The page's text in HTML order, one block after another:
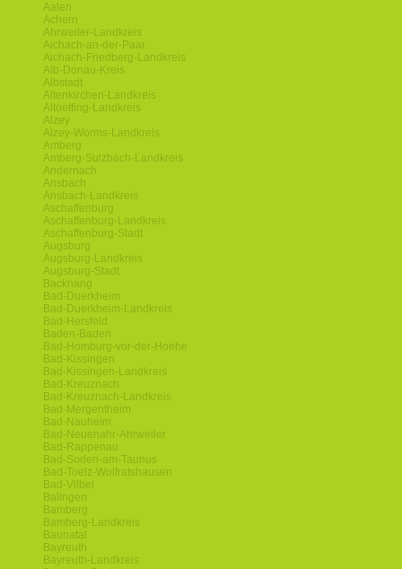
Aalen
Achern
Ahrweiler-Landkreis
Aichach-an-der-Paar
Aichach-Friedberg-Landkreis
Alb-Donau-Kreis
Albstadt
Altenkirchen-Landkreis
Altoetting-Landkreis
Alzey
Alzey-Worms-Landkreis
Amberg
Amberg-Sulzbach-Landkreis
Andernach
Ansbach
Ansbach-Landkreis
Aschaffenburg
Aschaffenburg-Landkreis
Aschaffenburg-Stadt
Augsburg
Augsburg-Landkreis
Augsburg-Stadt
Backnang
Bad-Duerkheim
Bad-Duerkheim-Landkreis
Bad-Hersfeld
Baden-Baden
Bad-Homburg-vor-der-Hoehe
Bad-Kissingen
Bad-Kissingen-Landkreis
Bad-Kreuznach
Bad-Kreuznach-Landkreis
Bad-Mergentheim
Bad-Nauheim
Bad-Neuenahr-Ahrweiler
Bad-Rappenau
Bad-Soden-am-Taunus
Bad-Toelz-Wolfratshausen
Bad-Vilbel
Balingen
Bamberg
Bamberg-Landkreis
Baunatal
Bayreuth
Bayreuth-Landkreis